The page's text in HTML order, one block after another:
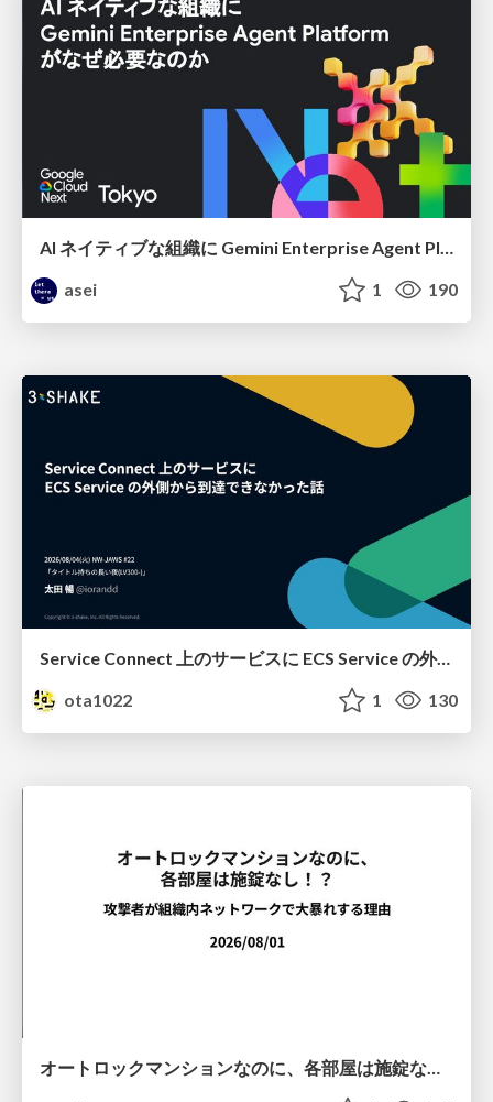
AI ネイティブな組織に Gemini Enterprise Agent Platform がなぜ必要なのか
asei
1 190
Service Connect 上のサービスに ECS Service の外側から到達できなかった話
ota1022
1 130
オートロックマンションなのに、各部屋は施錠なし！？ 攻撃者が組織内ネットワークで大暴れする理由 / The Front Door Is Locked, but the Rooms Are Wide Open: Why Attackers Move Freely Inside Enterprise Networks